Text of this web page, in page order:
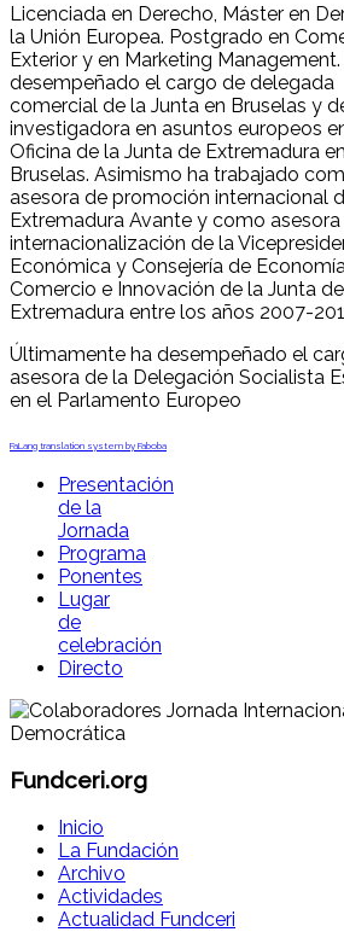
Licenciada en Derecho, Máster en
la Unión Europea. Postgrado en
Exterior y en Marketing Management.
desempeñado el cargo de delegada
comercial de la Junta en Bruselas y
investigadora en asuntos europeos
Oficina de la Junta de Extremadura en
Bruselas. Asimismo ha trabajado
asesora de promoción internacional
Extremadura Avante y como
internacionalización de la
Económica y Consejería de Economía,
Comercio e Innovación de la Junta de
Extremadura entre los años 2007-
Últimamente ha desempeñado el
asesora de la Delegación Socialista
en el Parlamento Europeo
FaLang translation system by Faboba
Presentación
de la
Jornada
Programa
Ponentes
Lugar
de
celebración
Directo
Fundceri.org
Inicio
La Fundación
Archivo
Actividades
Actualidad Fundceri